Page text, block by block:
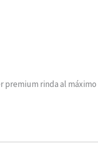
rinda al